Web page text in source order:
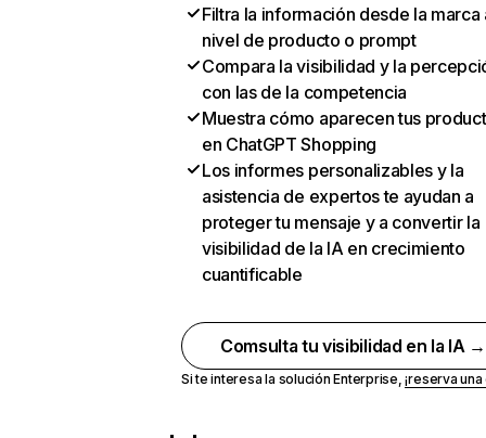
Filtra la información desde la marca
nivel de producto o prompt
Compara la visibilidad y la
con las de la competencia
Muestra cómo aparecen tus
en ChatGPT Shopping
Los informes personalizables y la
asistencia de expertos te ayudan a
proteger tu mensaje y a convertir la
visibilidad de la IA en crecimiento
cuantificable
Comsulta tu visibilidad en la IA →
Si te interesa la solución Enterprise,¡reserva